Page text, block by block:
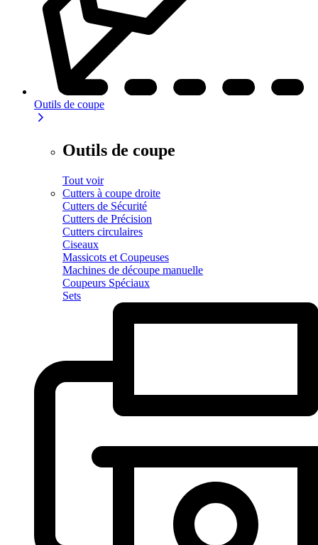
Outils de coupe
Outils de coupe
Tout voir
Cutters à coupe droite
Cutters de Sécurité
Cutters de Précision
Cutters circulaires
Ciseaux
Massicots et Coupeuses
Machines de découpe manuelle
Coupeurs Spéciaux
Sets